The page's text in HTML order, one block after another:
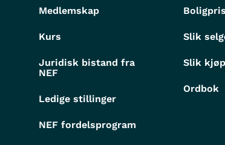
Medlemskap
Kurs
Juridisk bistand fra
NEF
Ledige stillinger
NEF fordelsprogram
Slik
Slik
Ordbok